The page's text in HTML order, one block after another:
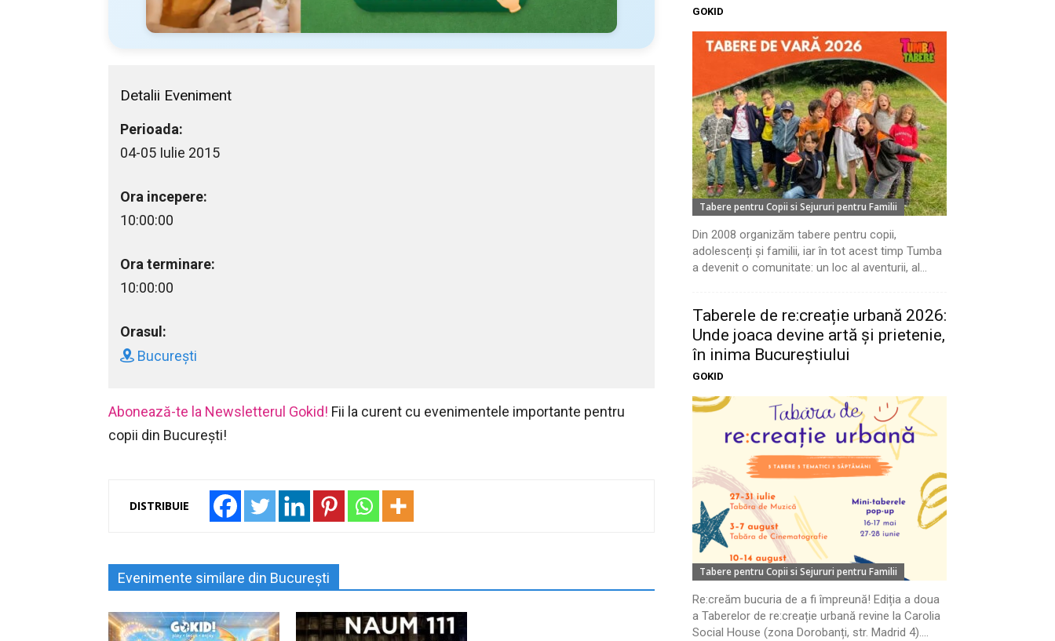
Detalii Eveniment
Perioada:
04-05 Iulie 2015
Ora incepere:
10:00:00
Ora terminare:
10:00:00
Orasul:
București
Abonează-te la Newsletterul Gokid! Fii la curent cu evenimentele importante pentru
copii din București!
DISTRIBUIE
Evenimente similare din București
GOKID
Tabere pentru Copii si Sejururi pentru Familii
Din 2008 organizăm tabere pentru copii,
adolescenți și familii, iar în tot acest timp Tumba
a devenit o comunitate: un loc al aventurii, al...
Taberele de re:creație urbană 2026:
Unde joaca devine artă și prietenie,
în inima Bucureștiului
GOKID
Tabere pentru Copii si Sejururi pentru Familii
Re:creăm bucuria de a fi împreună! Ediția a doua
a Taberelor de re:creație urbană revine la Carolia
Social House (zona Dorobanți, str. Madrid 4)....